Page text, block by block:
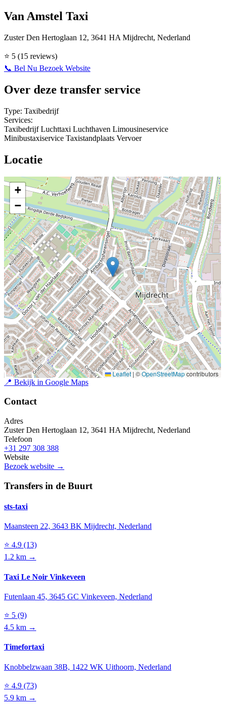
Van Amstel Taxi
Zuster Den Hertoglaan 12, 3641 HA Mijdrecht, Nederland
⭐ 5 (15 reviews)
📞 Bel Nu Bezoek Website
Over deze transfer service
Type: Taxibedrijf
Services:
TaxibedrijfLuchttaxi Luchthaven Limousineservice
Minibustaxiservice Taxistandplaats Vervoer
Locatie
+
−
Leaflet | ©OpenStreetMapcontributors
📍 Bekijk in Google Maps
Contact
Adres
Zuster Den Hertoglaan 12, 3641 HA Mijdrecht, Nederland
Telefoon
+31 297 308 388
Website
Bezoek website →
Transfers in de Buurt
sts-taxi
Maansteen 22, 3643 BK Mijdrecht, Nederland
⭐ 4.9 (13)
1.2 km →
Taxi Le Noir Vinkeveen
Futenlaan 45, 3645 GC Vinkeveen, Nederland
⭐ 5 (9)
4.5 km →
Timefortaxi
Knobbelzwaan 38B, 1422 WK Uithoorn, Nederland
⭐ 4.9 (73)
5.9 km →